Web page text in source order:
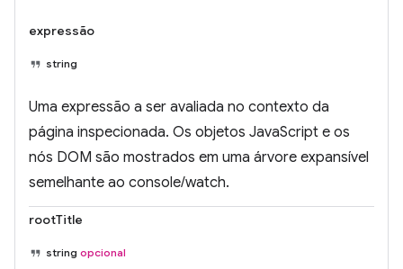
expressão
string
Uma expressão a ser avaliada no contexto da
página inspecionada. Os objetos JavaScript e os
nós DOM são mostrados em uma árvore expansível
semelhante ao console/watch.
rootTitle
string opcional